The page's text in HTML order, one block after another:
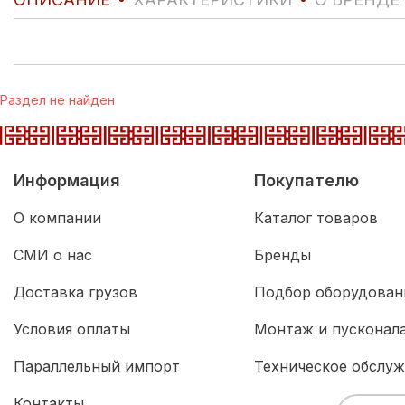
Раздел не найден
Информация
О компании
СМИ о нас
Доставка грузов
Условия оплаты
Параллельный импорт
Покупателю
Каталог товаров
Бренды
Подбор
Монтаж и
Техническое